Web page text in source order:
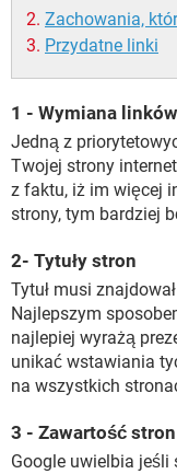
Zachowania,
Przydatne linki
1 - Wymiana linków
Jedną z
Twojej strony
z faktu, iż im więcej
strony, tym bardziej
2- Tytuły stron
Tytuł musi
Najlepszym
najlepiej wyrażą
unikać wstawiania
na wszystkich
3 - Zawartość stron
Google uwielbia